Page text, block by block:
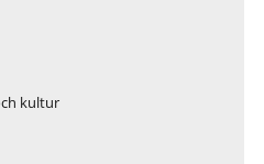
kultur